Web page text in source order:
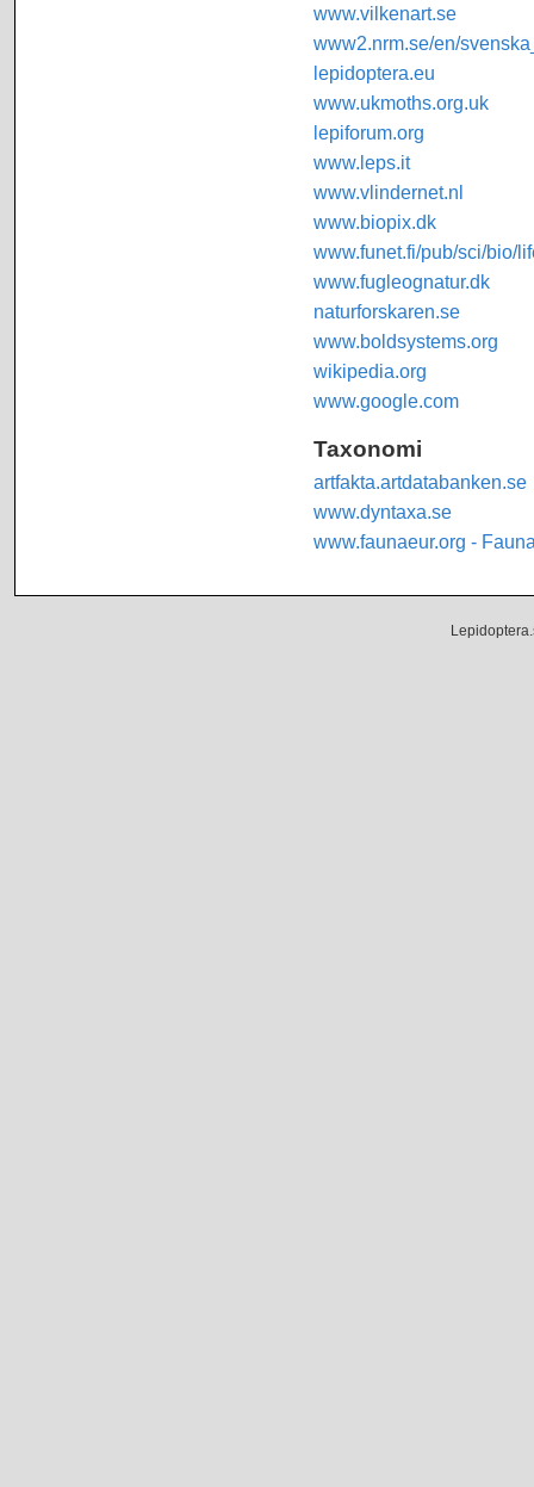
www.vilkenart.se
www2.nrm.se/en/
lepidoptera.eu
www.ukmoths.org.uk
lepiforum.org
www.leps.it
www.vlindernet.nl
www.biopix.dk
www.funet.fi/pub/sci/bio/
www.fugleognatur.dk
naturforskaren.se
www.boldsystems.org
wikipedia.org
www.google.com
Taxonomi
artfakta.artdatabanken.se
www.dyntaxa.se
www.faunaeur.org -